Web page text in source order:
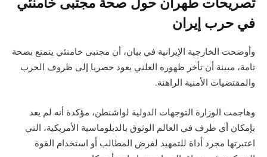
في حرب إيران
وأوضحت الخارجية الإيرانية في بيان، أن مجتبى خامنئي يتمتع بصحة
تامة، مبينة أن تأخر ظهوره العلني يعود حصريا إلى ظروف الحرب
والمقتضيات الأمنية الراهنة.
وهاجمت الوزارة التوجهات الدولية لواشنطن، مؤكدة أنه لم يعد
بإمكان أي طرف في العالم الوثوق بالدبلوماسية الأمريكية، التي
اعتبرتها مجرد أداة للتمهيد لفرض المطالب أو استخدام القوة